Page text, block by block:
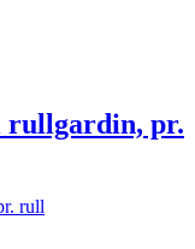
rullgardin, pr.